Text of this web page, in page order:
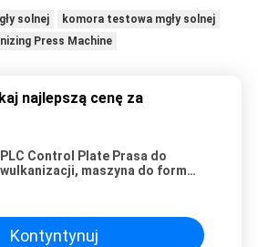
solnej
komora testowa mgły solnej
Press Machine
najlepszą cenę za
PLC Control Plate Prasa do
wulkanizacji, maszyna do form
Kontyntynuj